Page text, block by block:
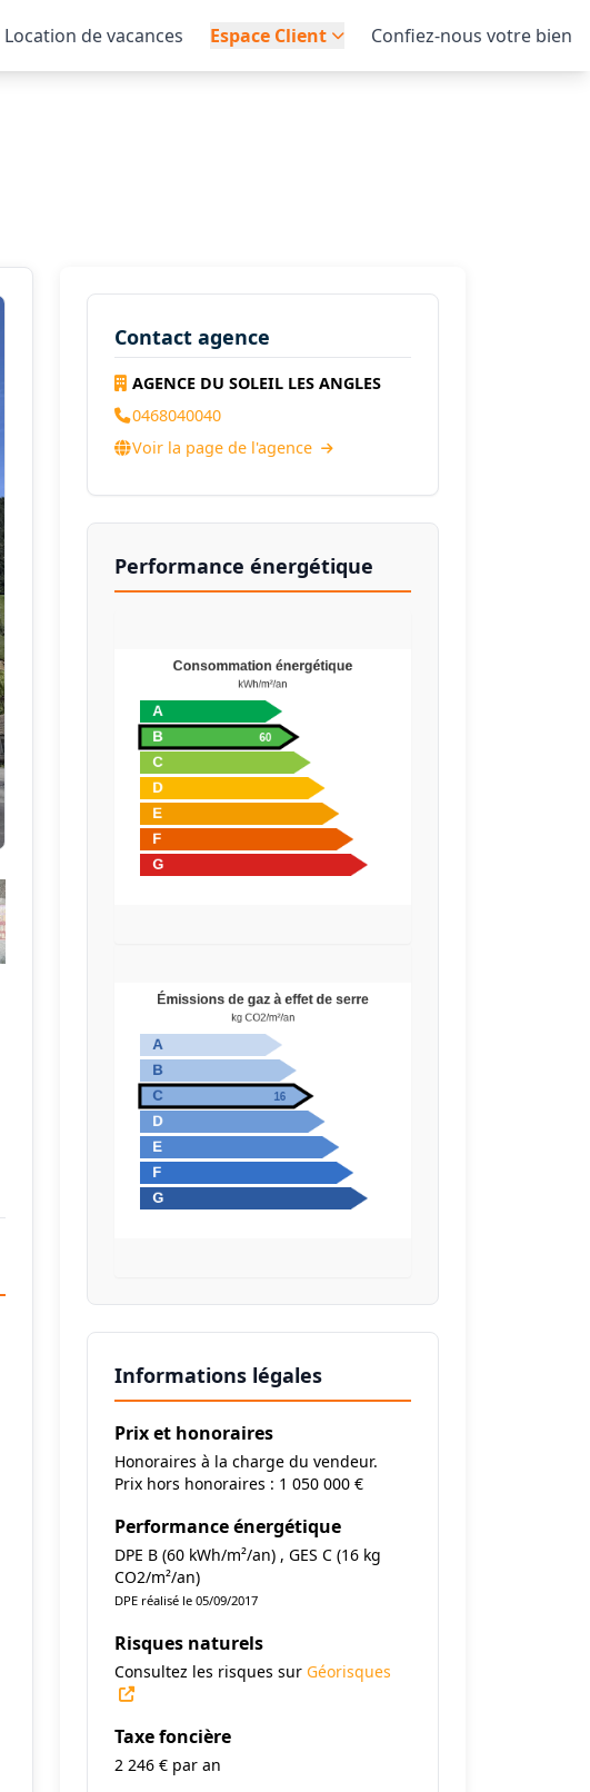
Location de vacances Espace Client Confiez-nous votre bien
Contact agence
AGENCE DU SOLEIL LES ANGLES
0468040040
Voir la page de l'agence
Performance énergétique
Informations légales
Prix et honoraires
Honoraires à la charge du vendeur.
Prix hors honoraires : 1 050 000 €
Performance énergétique
DPE B (60 kWh/m²/an) , GES C (16 kg
CO2/m²/an)
DPE réalisé le 05/09/2017
Risques naturels
Consultez les risques sur Géorisques
Taxe foncière
2 246 € par an